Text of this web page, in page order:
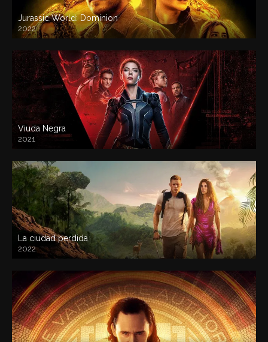
Jurassic World: Dominion
2022
Viuda Negra
2021
La ciudad perdida
2022